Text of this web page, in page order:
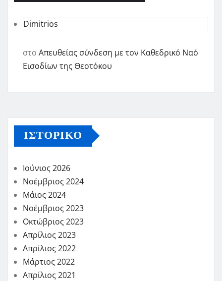
Dimitrios
στο Απευθείας σύνδεση με τον Καθεδρικό Ναό
Εισοδίων της Θεοτόκου
ΙΣΤΟΡΙΚΌ
Ιούνιος 2026
Νοέμβριος 2024
Μάιος 2024
Νοέμβριος 2023
Οκτώβριος 2023
Απρίλιος 2023
Απρίλιος 2022
Μάρτιος 2022
Απρίλιος 2021